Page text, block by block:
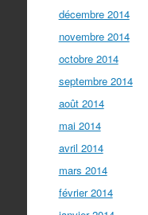
décembre 2014
novembre 2014
octobre 2014
septembre 2014
août 2014
mai 2014
avril 2014
mars 2014
février 2014